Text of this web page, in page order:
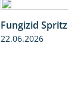
Fungizid
22.06.2026